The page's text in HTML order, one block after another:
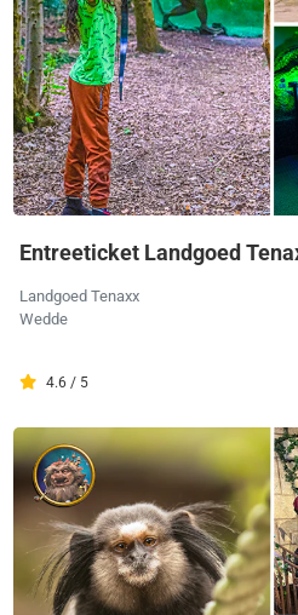
Entreeticket Landgoed
Landgoed Tenaxx
Wedde
4.6 / 5